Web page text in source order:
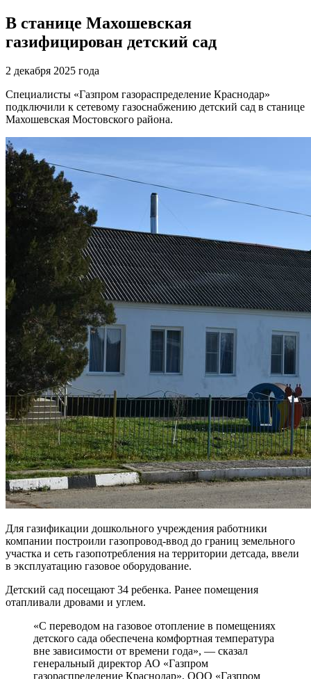
В станице Махошевская
газифицирован детский сад
2 декабря 2025 года
Специалисты «Газпром газораспределение Краснодар»
подключили к сетевому газоснабжению детский сад в станице
Махошевская Мостовского района.
Для газификации дошкольного учреждения работники
компании построили газопровод-ввод до границ земельного
участка и сеть газопотребления на территории детсада, ввели
в эксплуатацию газовое оборудование.
Детский сад посещают 34 ребенка. Ранее помещения
отапливали дровами и углем.
«С переводом на газовое отопление в помещениях
детского сада обеспечена комфортная температура
вне зависимости от времени года», — сказал
генеральный директор АО «Газпром
газораспределение Краснодар», ООО «Газпром